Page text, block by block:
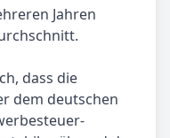
Jahren
dass die
dem deutschen